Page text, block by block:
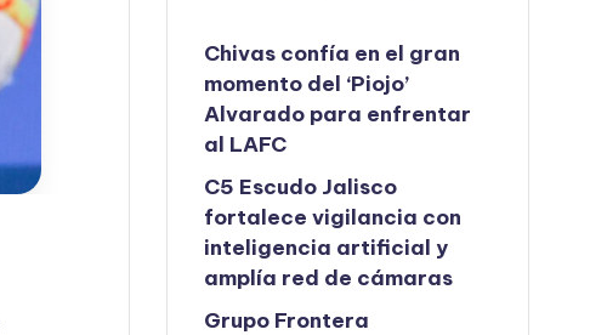
Chivas confía en el gran
momento del ‘Piojo’
Alvarado para enfrentar
al LAFC
C5 Escudo Jalisco
fortalece vigilancia con
inteligencia artificial y
amplía red de cámaras
Grupo Frontera